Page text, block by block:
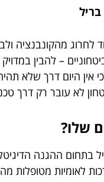
מהקונבנציה
– להבין
אין היום דרך שלא
לא עובר רק דרך
שלו?
בתחום ההגנה
לאומיות מטופלות